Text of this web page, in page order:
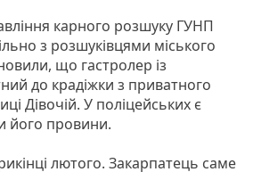
карного розшуку ГУНП
з розшуківцями міського
що гастролер із
до крадіжки з приватного
Дівочій. У поліцейських є
його провини.
лютого. Закарпатець саме